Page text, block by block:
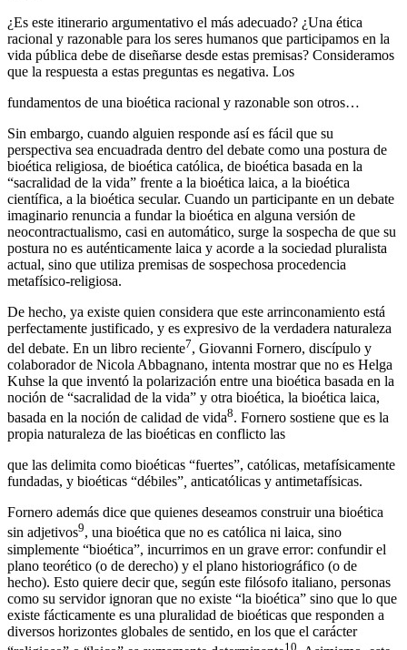
¿Es este itinerario argumentativo el más adecuado? ¿Una ética
racional y razonable para los seres humanos que participamos en la
vida pública debe de diseñarse desde estas premisas? Consideramos
que la respuesta a estas preguntas es negativa. Los
fundamentos de una bioética racional y razonable son otros…
Sin embargo, cuando alguien responde así es fácil que su
perspectiva sea encuadrada dentro del debate como una postura de
bioética religiosa, de bioética católica, de bioética basada en la
“sacralidad de la vida” frente a la bioética laica, a la bioética
científica, a la bioética secular. Cuando un participante en un debate
imaginario renuncia a fundar la bioética en alguna versión de
neocontractualismo, casi en automático, surge la sospecha de que su
postura no es auténticamente laica y acorde a la sociedad pluralista
actual, sino que utiliza premisas de sospechosa procedencia
metafísico-religiosa.
De hecho, ya existe quien considera que este arrinconamiento está
perfectamente justificado, y es expresivo de la verdadera naturaleza
del debate. En un libro reciente7, Giovanni Fornero, discípulo y
colaborador de Nicola Abbagnano, intenta mostrar que no es Helga
Kuhse la que inventó la polarización entre una bioética basada en la
noción de “sacralidad de la vida” y otra bioética, la bioética laica,
basada en la noción de calidad de vida8. Fornero sostiene que es la
propia naturaleza de las bioéticas en conflicto las
que las delimita como bioéticas “fuertes”, católicas, metafísicamente
fundadas, y bioéticas “débiles”, anticatólicas y antimetafísicas.
Fornero además dice que quienes deseamos construir una bioética
sin adjetivos9, una bioética que no es católica ni laica, sino
simplemente “bioética”, incurrimos en un grave error: confundir el
plano teorético (o de derecho) y el plano historiográfico (o de
hecho). Esto quiere decir que, según este filósofo italiano, personas
como su servidor ignoran que no existe “la bioética” sino que lo que
existe fácticamente es una pluralidad de bioéticas que responden a
diversos horizontes globales de sentido, en los que el carácter
10